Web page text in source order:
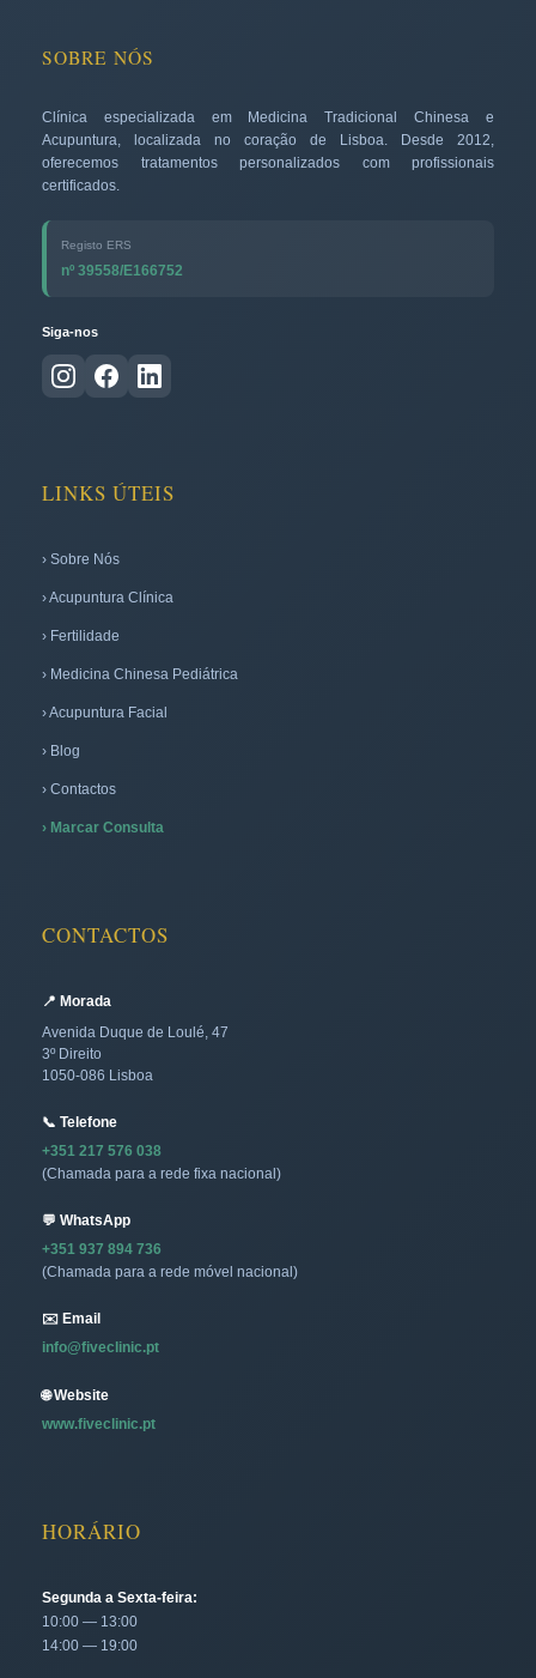
SOBRE NÓS
Clínica especializada em Medicina Tradicional Chinesa e
Acupuntura, localizada no coração de Lisboa. Desde 2012,
oferecemos tratamentos personalizados com profissionais
certificados.
Registo ERS
nº 39558/E166752
Siga-nos
LINKS ÚTEIS
› Sobre Nós
› Acupuntura Clínica
› Fertilidade
› Medicina Chinesa Pediátrica
› Acupuntura Facial
› Blog
› Contactos
› Marcar Consulta
CONTACTOS
📍 Morada
Avenida Duque de Loulé, 47
3º Direito
1050-086 Lisboa
📞 Telefone
+351 217 576 038
(Chamada para a rede fixa nacional)
💬 WhatsApp
+351 937 894 736
(Chamada para a rede móvel nacional)
✉️ Email
info@fiveclinic.pt
🌐 Website
www.fiveclinic.pt
HORÁRIO
Segunda a Sexta-feira:
10:00 — 13:00
14:00 — 19:00